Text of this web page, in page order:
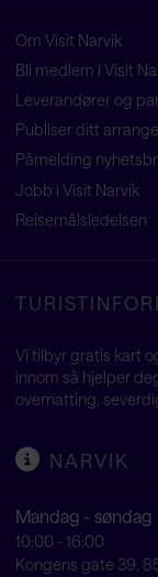
Om Visit Narvik
Bli medlem i Visit
Leverandører og
Publiser ditt
Påmelding
Jobb i Visit Narvik
Reisemålsledelsen
Vi tilbyr gratis kart
innom så hjelper
overnatting,
NARVIK
Mandag - søndag
10:00 - 16:00
Kongens gate 39,